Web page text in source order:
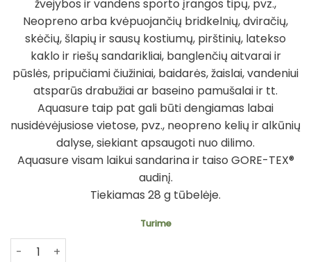
žvejybos ir vandens sporto įrangos tipų, pvz.,
Neopreno arba kvėpuojančių bridkelnių, dviračių,
skėčių, šlapių ir sausų kostiumų, pirštinių, latekso
kaklo ir riešų sandarikliai, banglenčių aitvarai ir
pūslės, pripučiami čiužiniai, baidarės, žaislai, vandeniui
atsparūs drabužiai ar baseino pamušalai ir tt.
Aquasure taip pat gali būti dengiamas labai
nusidėvėjusiose vietose, pvz., neopreno kelių ir alkūnių
dalyse, siekiant apsaugoti nuo dilimo.
Aquasure visam laikui sandarina ir taiso GORE-TEX®
audinį.
Tiekiamas 28 g tūbelėje.
Turime
produkto kiekis: Klijai AQUASURE Bridkelnių remontui -